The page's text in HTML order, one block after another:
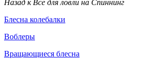
Назад к Все для ловли на Спиннинг
Блесна колебалки
Воблеры
Вращающиеся блесна